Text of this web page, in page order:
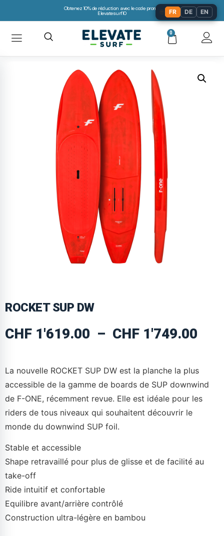
Obtenez 10% de réduction avec le code promo:
Elevatesurf10
0
ROCKET SUP DW
CHF 1'619.00 – CHF 1'749.00
La nouvelle ROCKET SUP DW est la planche la plus
accessible de la gamme de boards de SUP downwind
de F-ONE, récemment revue. Elle est idéale pour les
riders de tous niveaux qui souhaitent découvrir le
monde du downwind SUP foil.
Stable et accessible
Shape retravaillé pour plus de glisse et de facilité au
take-off
Ride intuitif et confortable
Equilibre avant/arrière contrôlé
Construction ultra-légère en bambou
FR DE EN